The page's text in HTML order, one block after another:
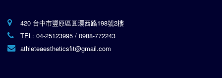
420 台中市豐原區圓環西路198號2樓
TEL: 04-25123995 / 0988-772243
athleteaestheticsfit@gmail.com